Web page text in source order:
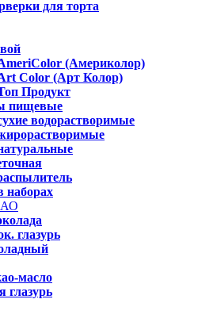
для торта
(Америколор)
Color (Арт Колор)
Продукт
пищевые
водорастворимые
наборах
глазурь
масло
глазурь